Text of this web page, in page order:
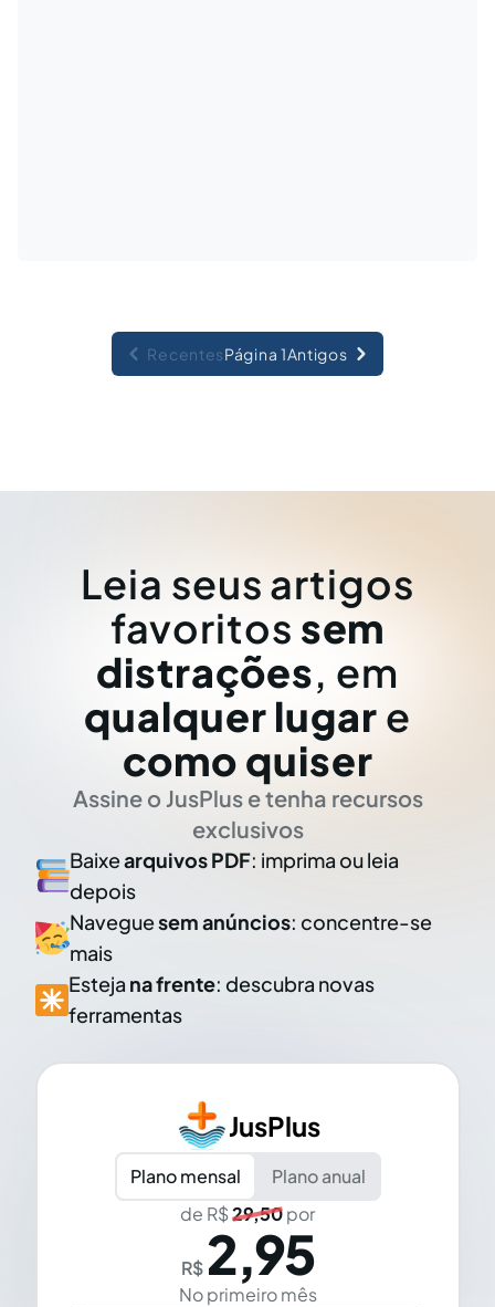
RecentesPágina 1Antigos
Leia seus artigos
favoritos sem
distrações, em
qualquer lugar e
como quiser
Assine o JusPlus e tenha recursos
exclusivos
Baixearquivos PDF: imprima ou leia
depois
Naveguesem anúncios: concentre-se
mais
Esteja na frente: descubra novas
ferramentas
JusPlus
Plano mensal
Plano anual
de R$29,50por
R$ 2,95
No primeiro mês